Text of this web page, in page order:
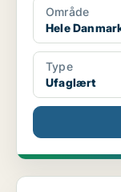
Område
Hele
Type
Ufaglært
Ufaglærte søges til